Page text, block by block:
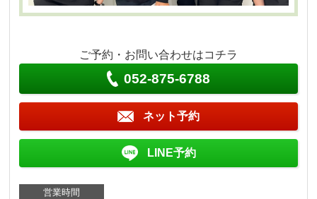
ご予約・お問い合わせはコチラ
052-875-6788
ネット予約
LINE予約
営業時間